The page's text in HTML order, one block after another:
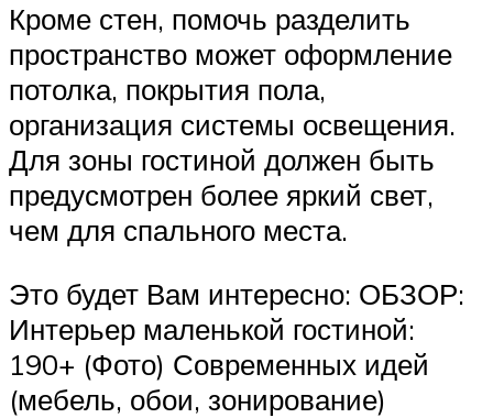
Кроме стен, помочь разделить
пространство может оформление
потолка, покрытия пола,
организация системы освещения.
Для зоны гостиной должен быть
предусмотрен более яркий свет,
чем для спального места.
Это будет Вам интересно: ОБЗОР:
Интерьер маленькой гостиной:
190+ (Фото) Современных идей
(мебель, обои, зонирование)